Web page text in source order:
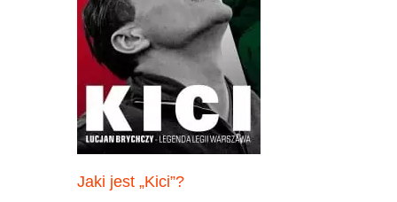
Jaki jest „Kici”?